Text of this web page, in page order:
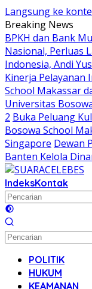
Langsung ke
Breaking News
BPKH dan Bank
Nasional, Perluas
Indonesia, Andi
Kinerja Pelayanan
School Makassar
Universitas
2 Buka Peluang
Bosowa School
Singapore Dewan
Banten Kelola
IndeksKontak
POLITIK
HUKUM
KEAMANAN